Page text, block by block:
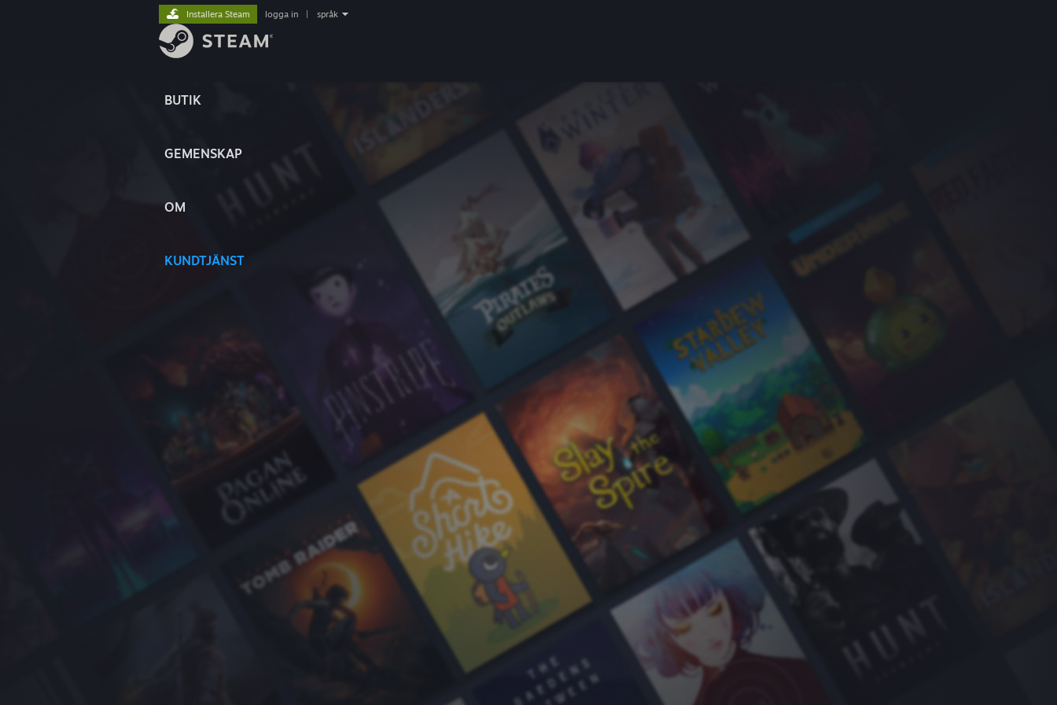
BUTIK
GEMENSKAP
OM
KUNDTJÄNST
Installera Steam logga in språk